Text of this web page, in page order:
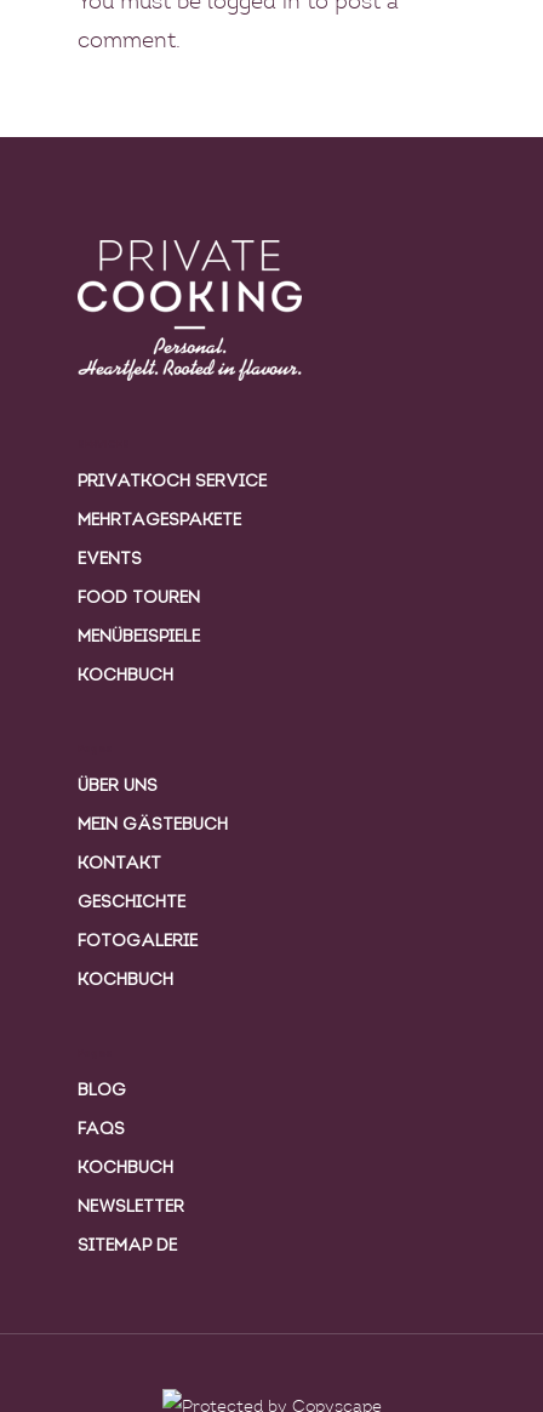
comment.
PRIVATKOCH SERVICE
MEHRTAGESPAKETE
EVENTS
FOOD TOUREN
MENÜBEISPIELE
KOCHBUCH
ÜBER UNS
MEIN GÄSTEBUCH
KONTAKT
GESCHICHTE
FOTOGALERIE
KOCHBUCH
BLOG
FAQS
KOCHBUCH
NEWSLETTER
SITEMAP DE